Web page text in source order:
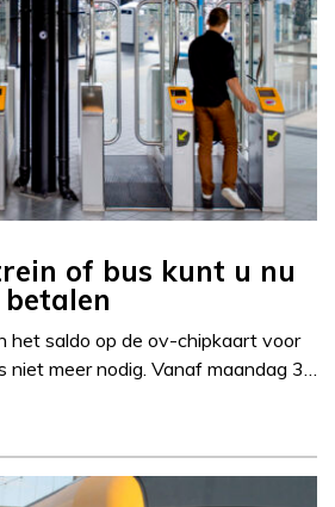
of bus kunt u nu
het saldo op de ov-chipkaart voor
niet meer nodig. Vanaf maandag 3…